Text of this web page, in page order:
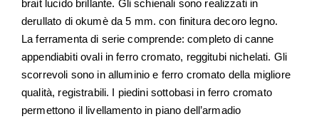
brait lucido brillante. Gli schienali sono realizzati in
derullato di okumè da 5 mm. con finitura decoro legno.
La ferramenta di serie comprende: completo di canne
appendiabiti ovali in ferro cromato, reggitubi nichelati. Gli
scorrevoli sono in alluminio e ferro cromato della migliore
qualità, registrabili. I piedini sottobasi in ferro cromato
permettono il livellamento in piano dell’armadio